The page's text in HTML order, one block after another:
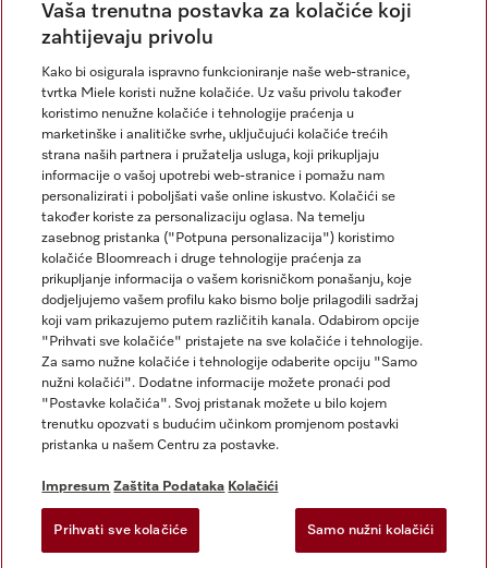
Newsletter
Impresum
Opći uvjeti
Zaštita podataka
Uvjeti Korištenja
Izjava o pristupačnosti
Zakon o digitalnim uslugama
Postavke kolačića
Miele na Instagramu
Miele na Facebooku
Vaša trenutna postavka za kolačiće koji
zahtijevaju privolu
Kako bi osigurala ispravno funkcioniranje naše web-stranice,
tvrtka Miele koristi nužne kolačiće. Uz vašu privolu također
koristimo nenužne kolačiće i tehnologije praćenja u
marketinške i analitičke svrhe, uključujući kolačiće trećih
strana naših partnera i pružatelja usluga, koji prikupljaju
informacije o vašoj upotrebi web-stranice i pomažu nam
personalizirati i poboljšati vaše online iskustvo. Kolačići se
također koriste za personalizaciju oglasa. Na temelju
zasebnog pristanka ("Potpuna personalizacija") koristimo
kolačiće Bloomreach i druge tehnologije praćenja za
prikupljanje informacija o vašem korisničkom ponašanju, koje
dodjeljujemo vašem profilu kako bismo bolje prilagodili sadržaj
koji vam prikazujemo putem različitih kanala. Odabirom opcije
"Prihvati sve kolačiće" pristajete na sve kolačiće i tehnologije.
Za samo nužne kolačiće i tehnologije odaberite opciju "Samo
nužni kolačići". Dodatne informacije možete pronaći pod
"Postavke kolačića". Svoj pristanak možete u bilo kojem
trenutku opozvati s budućim učinkom promjenom postavki
pristanka u našem Centru za postavke.
Impresum Zaštita Podataka Kolačići
Prihvati sve kolačiće Samo nužni kolačići